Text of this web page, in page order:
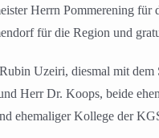
Herrn Pommerening
für die Region und
Uzeiri, diesmal mit
Herr Dr. Koops, beide
ehemaliger Kollege der